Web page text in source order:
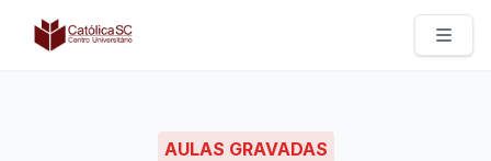
Católica SC | Experts
AULAS GRAVADAS